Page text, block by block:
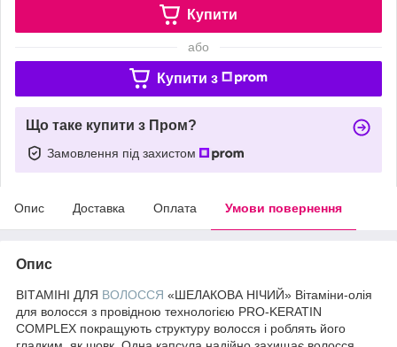
Купити
або
Купити з
Що таке купити з Пром?
Замовлення під захистом
Опис Доставка Оплата Умови повернення
Опис
ВІТАМІНІ ДЛЯ ВОЛОССЯ «ШЕЛАКОВА НІЧИЙ» Вітаміни-олія
для волосся з провідною технологією PRO-KERATIN
COMPLEX покращують структуру волосся і роблять його